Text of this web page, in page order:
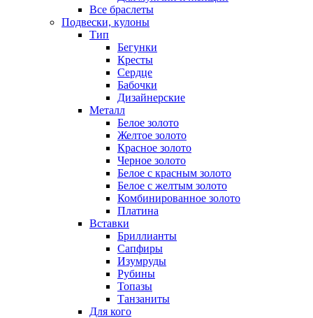
Все браслеты
Подвески, кулоны
Тип
Бегунки
Кресты
Сердце
Бабочки
Дизайнерские
Металл
Белое золото
Желтое золото
Красное золото
Черное золото
Белое с красным золото
Белое с желтым золото
Комбинированное золото
Платина
Вставки
Бриллианты
Сапфиры
Изумруды
Рубины
Топазы
Танзаниты
Для кого